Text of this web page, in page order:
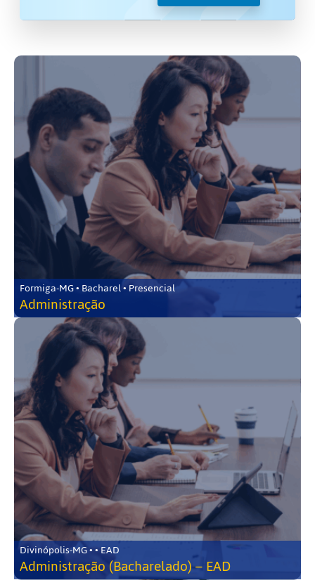
Formiga-MG • Bacharel • Presencial
Administração
Divinópolis-MG • • EAD
Administração (Bacharelado) – EAD